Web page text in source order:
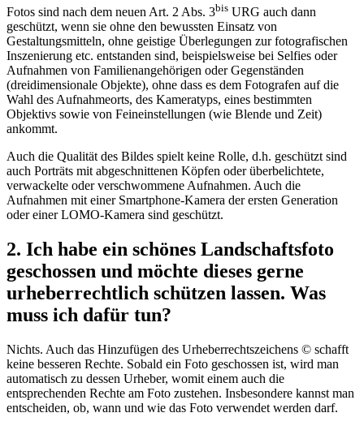
Fotos sind nach dem neuen Art. 2 Abs. 3bis URG auch dann
geschützt, wenn sie ohne den bewussten Einsatz von
Gestaltungsmitteln, ohne geistige Überlegungen zur fotografischen
Inszenierung etc. entstanden sind, beispielsweise bei Selfies oder
Aufnahmen von Familienangehörigen oder Gegenständen
(dreidimensionale Objekte), ohne dass es dem Fotografen auf die
Wahl des Aufnahmeorts, des Kameratyps, eines bestimmten
Objektivs sowie von Feineinstellungen (wie Blende und Zeit)
ankommt.
Auch die Qualität des Bildes spielt keine Rolle, d.h. geschützt sind
auch Porträts mit abgeschnittenen Köpfen oder überbelichtete,
verwackelte oder verschwommene Aufnahmen. Auch die
Aufnahmen mit einer Smartphone-Kamera der ersten Generation
oder einer LOMO-Kamera sind geschützt.
2. Ich habe ein schönes Landschaftsfoto
geschossen und möchte dieses gerne
urheberrechtlich schützen lassen. Was
muss ich dafür tun?
Nichts. Auch das Hinzufügen des Urheberrechtszeichens © schafft
keine besseren Rechte. Sobald ein Foto geschossen ist, wird man
automatisch zu dessen Urheber, womit einem auch die
entsprechenden Rechte am Foto zustehen. Insbesondere kannst man
entscheiden, ob, wann und wie das Foto verwendet werden darf.